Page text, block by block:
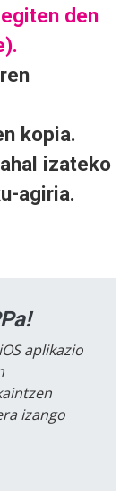
den
kopia.
izateko
agiria.
aplikazio
izango